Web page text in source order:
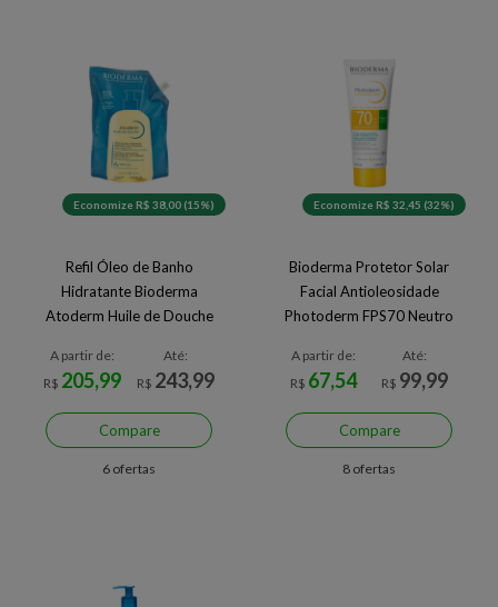
Economize R$ 38,00 (15%)
Refil Óleo de Banho
Hidratante Bioderma
Atoderm Huile de Douche
A partir de:
R$ 205,99
Até:
R$ 243,99
Compare
6 ofertas
Economize R$ 32,45 (32%)
Bioderma Protetor Solar
Facial Antioleosidade
Photoderm FPS70 Neutro
A partir de:
R$ 67,54
Até:
R$ 99,99
Compare
8 ofertas